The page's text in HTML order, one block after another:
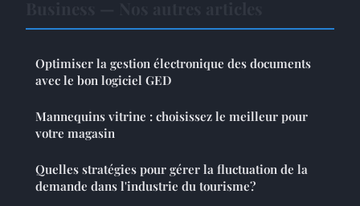
Optimiser la gestion électronique des documents
avec le bon logiciel GED
Mannequins vitrine : choisissez le meilleur pour
votre magasin
Quelles stratégies pour gérer la fluctuation de la
demande dans l'industrie du tourisme?